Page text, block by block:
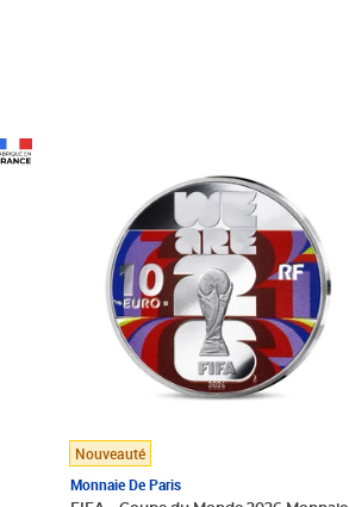
Nouveauté
Monnaie De Paris